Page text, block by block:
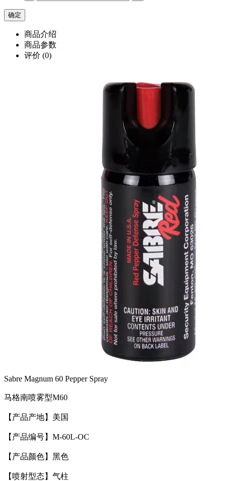
商品介绍
商品参数
评价 (0)
Sabre Magnum 60 Pepper Spray
马格南喷雾型M60
【产品产地】美国
【产品编号】M-60L-OC
【产品颜色】黑色
【喷射型态】气柱